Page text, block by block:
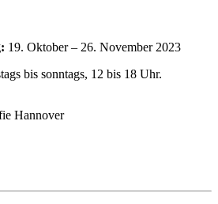
19. Oktober – 26. November 2023
bis sonntags, 12 bis 18 Uhr.
Hannover